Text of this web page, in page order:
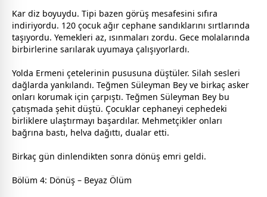
Kar diz boyuydu. Tipi bazen görüş mesafesini sıfıra
indiriyordu. 120 çocuk ağır cephane sandıklarını sırtlarında
taşıyordu. Yemekleri az, ısınmaları zordu. Gece molalarında
birbirlerine sarılarak uyumaya çalışıyorlardı.
Yolda Ermeni çetelerinin pususuna düştüler. Silah sesleri
dağlarda yankılandı. Teğmen Süleyman Bey ve birkaç asker
onları korumak için çarpıştı. Teğmen Süleyman Bey bu
çatışmada şehit düştü. Çocuklar cephaneyi cephedeki
birliklere ulaştırmayı başardılar. Mehmetçikler onları
bağrına bastı, helva dağıttı, dualar etti.
Birkaç gün dinlendikten sonra dönüş emri geldi.
Bölüm 4: Dönüş – Beyaz Ölüm